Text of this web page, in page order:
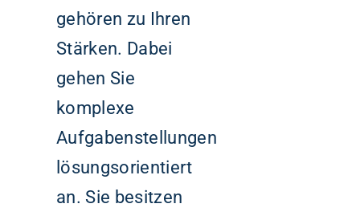
gehören zu Ihren
Stärken. Dabei
gehen Sie
komplexe
Aufgabenstellungen
lösungsorientiert
an. Sie besitzen